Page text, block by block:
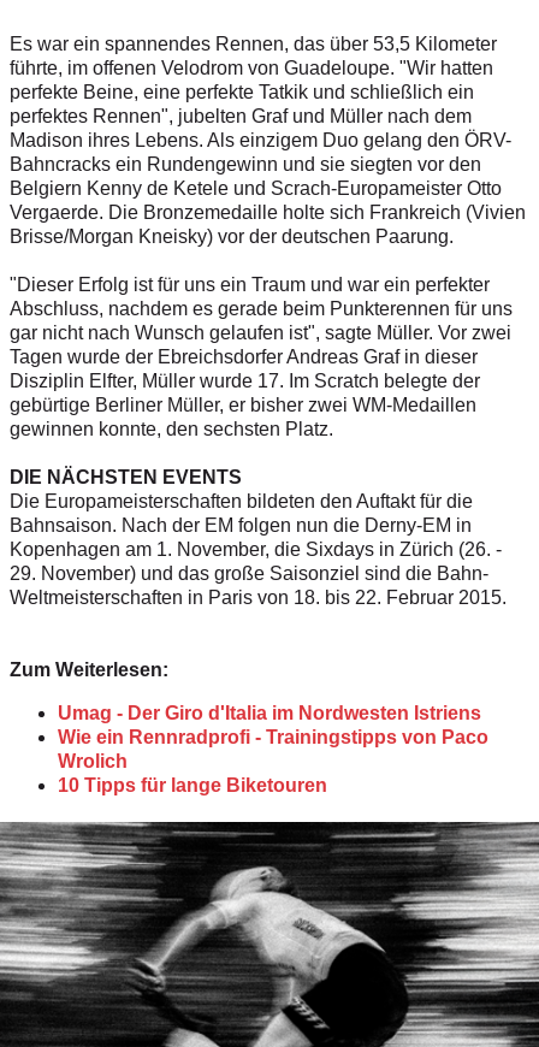
Es war ein spannendes Rennen, das über 53,5 Kilometer
führte, im offenen Velodrom von Guadeloupe. "Wir hatten
perfekte Beine, eine perfekte Tatkik und schließlich ein
perfektes Rennen", jubelten Graf und Müller nach dem
Madison ihres Lebens. Als einzigem Duo gelang den ÖRV-
Bahncracks ein Rundengewinn und sie siegten vor den
Belgiern Kenny de Ketele und Scrach-Europameister Otto
Vergaerde. Die Bronzemedaille holte sich Frankreich (Vivien
Brisse/Morgan Kneisky) vor der deutschen Paarung.
"Dieser Erfolg ist für uns ein Traum und war ein perfekter
Abschluss, nachdem es gerade beim Punkterennen für uns
gar nicht nach Wunsch gelaufen ist", sagte Müller. Vor zwei
Tagen wurde der Ebreichsdorfer Andreas Graf in dieser
Disziplin Elfter, Müller wurde 17. Im Scratch belegte der
gebürtige Berliner Müller, er bisher zwei WM-Medaillen
gewinnen konnte, den sechsten Platz.
DIE NÄCHSTEN EVENTS
Die Europameisterschaften bildeten den Auftakt für die
Bahnsaison. Nach der EM folgen nun die Derny-EM in
Kopenhagen am 1. November, die Sixdays in Zürich (26. -
29. November) und das große Saisonziel sind die Bahn-
Weltmeisterschaften in Paris von 18. bis 22. Februar 2015.
Zum Weiterlesen:
Umag - Der Giro d'Italia im Nordwesten Istriens
Wie ein Rennradprofi - Trainingstipps von Paco
Wrolich
10 Tipps für lange Biketouren